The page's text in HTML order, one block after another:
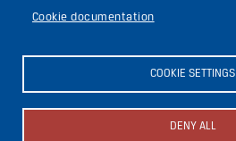
Cookie documentation
COOKIE SETTINGS
DENY ALL
DIE UFAFABRIK
Search